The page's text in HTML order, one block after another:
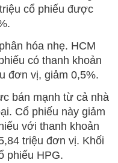
cổ phiếu được
hóa nhẹ. HCM
có thanh khoản
đơn vị, giảm 0,5%.
bán mạnh từ cả nhà
Cổ phiếu này giảm
với thanh khoản
triệu đơn vị. Khối
phiếu HPG.